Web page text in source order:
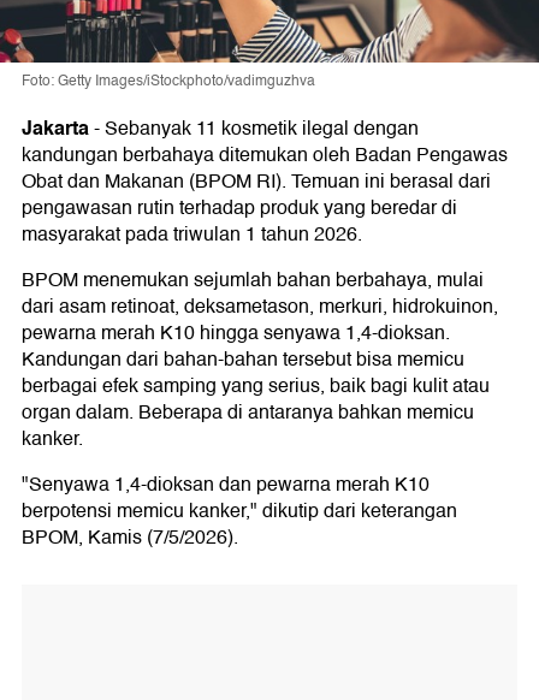
Foto: Getty Images/iStockphoto/vadimguzhva
Jakarta-Sebanyak 11 kosmetik ilegal dengan
kandungan berbahaya ditemukan oleh Badan Pengawas
Obat dan Makanan (BPOM RI). Temuan ini berasal dari
pengawasan rutin terhadap produk yang beredar di
masyarakat pada triwulan 1 tahun 2026.
BPOM menemukan sejumlah bahan berbahaya, mulai
dari asam retinoat, deksametason, merkuri, hidrokuinon,
pewarna merah K10 hingga senyawa 1,4-dioksan.
Kandungan dari bahan-bahan tersebut bisa memicu
berbagai efek samping yang serius, baik bagi kulit atau
organ dalam. Beberapa di antaranya bahkan memicu
kanker.
"Senyawa 1,4-dioksan dan pewarna merah K10
berpotensi memicu kanker," dikutip dari keterangan
BPOM, Kamis (7/5/2026).